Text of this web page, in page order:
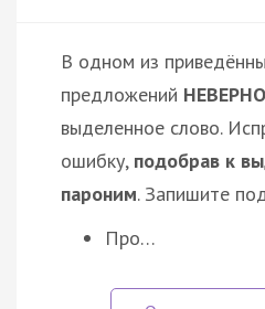
В одном из
предложений НЕВЕРНО
выделенное слово.
ошибку, подобрав к
пароним. Запишите
Про…